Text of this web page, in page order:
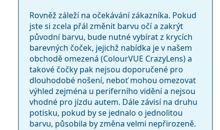
Rovněž záleží na očekávání zákazníka. Pokud
jste si zcela přál změnit barvu očí a zakrýt
původní barvu, bude nutné vybírat z krycích
barevných čoček, jejichž nabídka je v našem
obchodě omezená (ColourVUE CrazyLens) a
takové čočky pak nejsou doporučené pro
dlouhodobé nošení, neboť mohou omezovat
výhled zejména u periferního vidění a nejsou
vhodné pro jízdu autem. Dále závisí na druhu
potisku, pokud by se jednalo o jednolitou
barvu, působila by změna velmi nepřirozeně.